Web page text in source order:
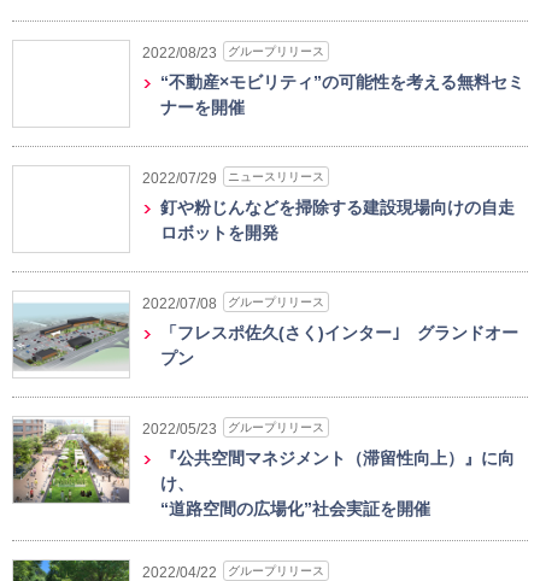
2022/08/23 グループリリース
“不動産×モビリティ”の可能性を考える無料セミ
ナーを開催
2022/07/29 ニュースリリース
釘や粉じんなどを掃除する建設現場向けの自走
ロボットを開発
2022/07/08 グループリリース
「フレスポ佐久(さく)インター｣ グランドオー
プン
2022/05/23 グループリリース
『公共空間マネジメント（滞留性向上）』に向
け、
“道路空間の広場化”社会実証を開催
2022/04/22 グループリリース